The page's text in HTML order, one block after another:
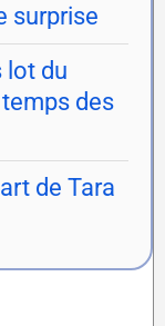
surprise
lot du
des
de Tara